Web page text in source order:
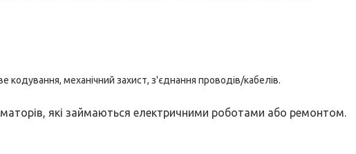
кодування, механічний захист, з'єднання проводів/кабелів.
які займаються електричними роботами або ремонтом.